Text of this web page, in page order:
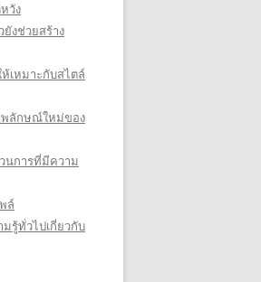
วัง
งช่วยสร้าง
เหมาะกับสไตล์
พลักษณ์ใหม่ของ
นการที่มีความ
ล์
รู้ทั่วไปเกี่ยวกับ